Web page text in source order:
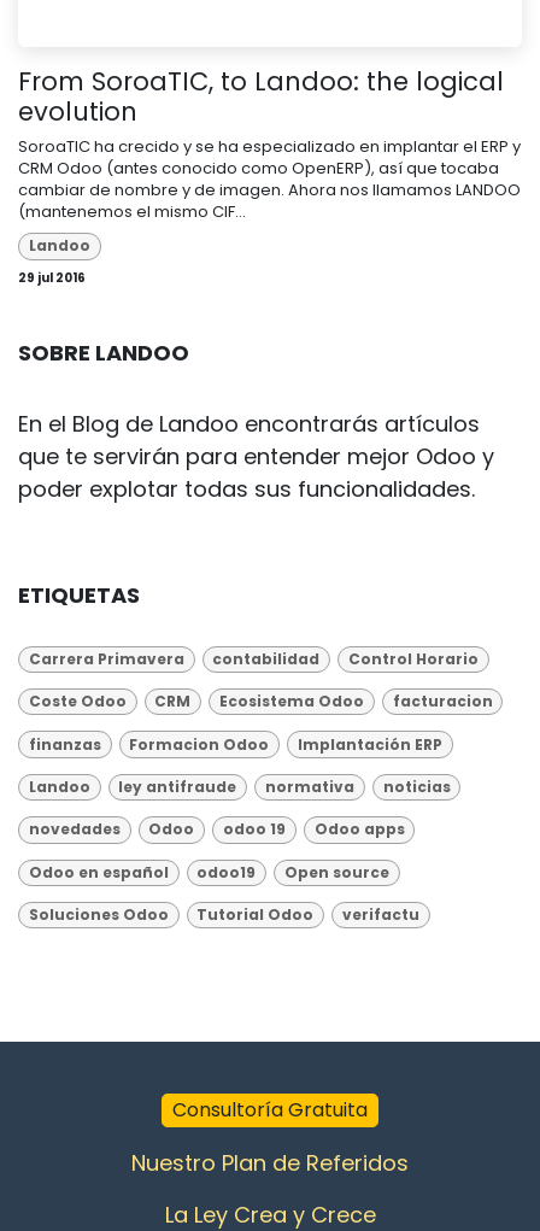
From SoroaTIC, to Landoo: the logical
evolution
SoroaTIC ha crecido y se ha especializado en implantar el ERP y
CRM Odoo (antes conocido como OpenERP), así que tocaba
cambiar de nombre y de imagen. Ahora nos llamamos LANDOO
(mantenemos el mismo CIF...
Landoo
29 jul 2016
SOBRE LANDOO
En el Blog de Landoo encontrarás artículos
que te servirán para entender mejor Odoo y
poder explotar todas sus funcionalidades.
ETIQUETAS
Carrera Primavera contabilidad Control Horario
Coste Odoo CRM Ecosistema Odoo facturacion
finanzas Formacion Odoo Implantación ERP
Landoo ley antifraude normativa noticias
novedades Odoo odoo 19 Odoo apps
Odoo en español odoo19 Open source
Soluciones Odoo Tutorial Odoo verifactu
Consultoría Gratuita
Nuestro Plan de Referidos
La Ley Crea y Crece